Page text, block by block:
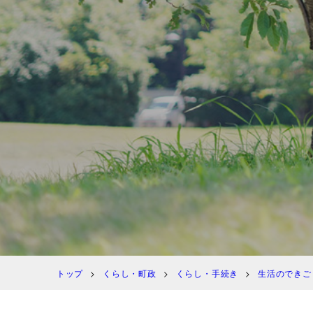
トップ くらし・町政 くらし・手続き 生活のでき